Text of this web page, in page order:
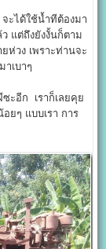
ะได้ใช้น้ำทีต้องมา
แต่ถึงยังงั้นก็ตาม
ห่วง เพราะท่านจะ
เบาๆ
ะอีก เราก็เลยคุย
ยๆ แบบเรา การ